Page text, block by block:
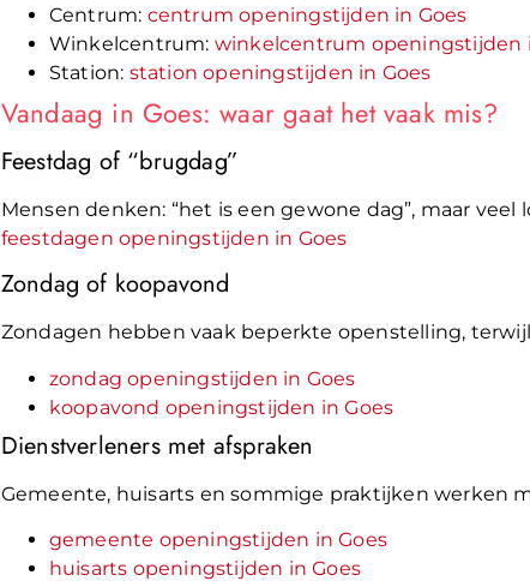
Centrum: centrum openingstijden in Goes
Winkelcentrum: winkelcentrum openingstijden
Station: station openingstijden in Goes
Vandaag in Goes: waar gaat het vaak mis?
Feestdag of “brugdag”
Mensen denken: “het is een gewone dag”, maar
feestdagen openingstijden in Goes
Zondag of koopavond
Zondagen hebben vaak beperkte openstelling,
zondag openingstijden in Goes
koopavond openingstijden in Goes
Dienstverleners met afspraken
Gemeente, huisarts en sommige praktijken werken
gemeente openingstijden in Goes
huisarts openingstijden in Goes